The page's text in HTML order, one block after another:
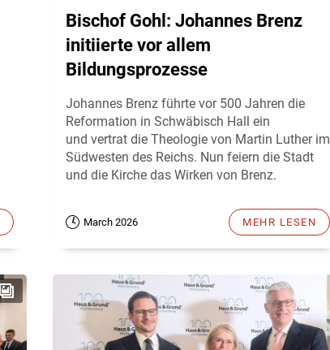
Bischof Gohl: Johannes Brenz
initiierte vor allem
Bildungsprozesse
Johannes Brenz führte vor 500 Jahren die
Reformation in Schwäbisch Hall ein
und vertrat die Theologie von Martin Luther im
Südwesten des Reichs. Nun feiern die Stadt
und die Kirche das Wirken von Brenz.
March 2026 MEHR LESEN